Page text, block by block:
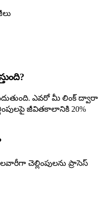
ఎవరో మీ లింక్ ద్వారా
జీవితకాలానికి 20%
చెల్లింపులను ప్రాసెస్